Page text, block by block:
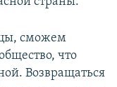
сможем
что
Возвращаться